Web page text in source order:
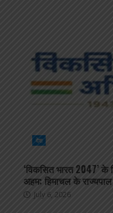
देश
‘विकसित भारत 2047’ के
अहम: हिमाचल के राज्यपाल
July 6, 2026